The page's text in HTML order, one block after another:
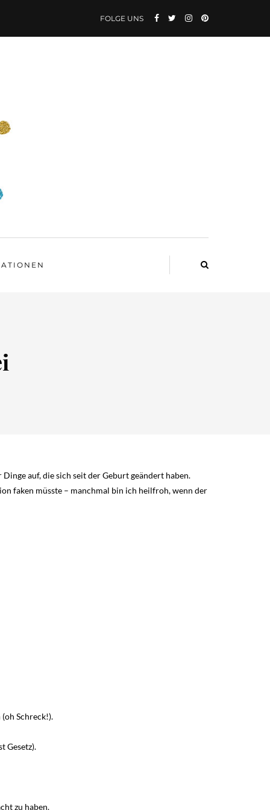
FOLGE UNS
auf, die sich seit der Geburt geändert haben.
faken müsste – manchmal bin ich heilfroh, wenn der
Schreck!).
Gesetz).
zu haben.